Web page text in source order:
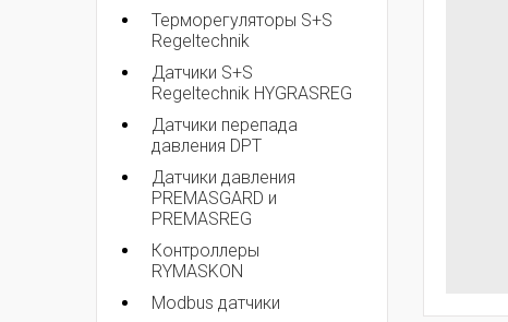
Терморегуляторы S+S
Regeltechnik
Датчики S+S
Regeltechnik HYGRASREG
Датчики перепада
давления DPT
Датчики давления
PREMASGARD и
PREMASREG
Контроллеры
RYMASKON
Modbus датчики